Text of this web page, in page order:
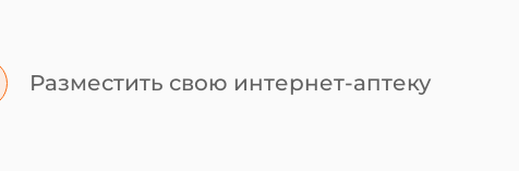
Разместить свою интернет-аптеку